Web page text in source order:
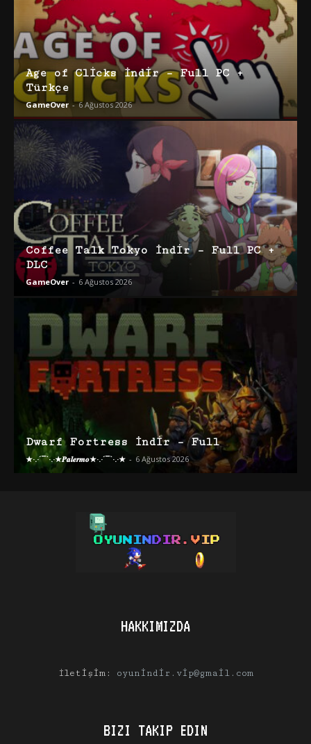
Age of Clicks İndir – Full PC +
Türkçe
GameOver - 6 Ağustos 2026
Coffee Talk Tokyo İndir – Full PC +
DLC
GameOver - 6 Ağustos 2026
Dwarf Fortress İndir – Full
★·.·´¯`·.·★𝑷𝒂𝒍𝒆𝒓𝒎𝒐★·.·´¯`·.·★ - 6 Ağustos 2026
HAKKIMIZDA
İletişim: oyunindir.vip@gmail.com
BIZI TAKIP EDIN